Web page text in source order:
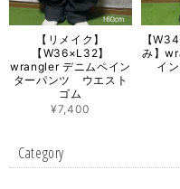
【リメイク】
【W36×L32】
wrangler デニムペイン
ターパンツ ウエスト
ゴム
¥7,400
【
み】
イ
Category